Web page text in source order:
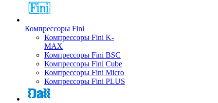
Компрессоры Fini
Компрессоры Fini K-
MAX
Компрессоры Fini BSC
Компрессоры Fini Cube
Компрессоры Fini Micro
Компрессоры Fini PLUS